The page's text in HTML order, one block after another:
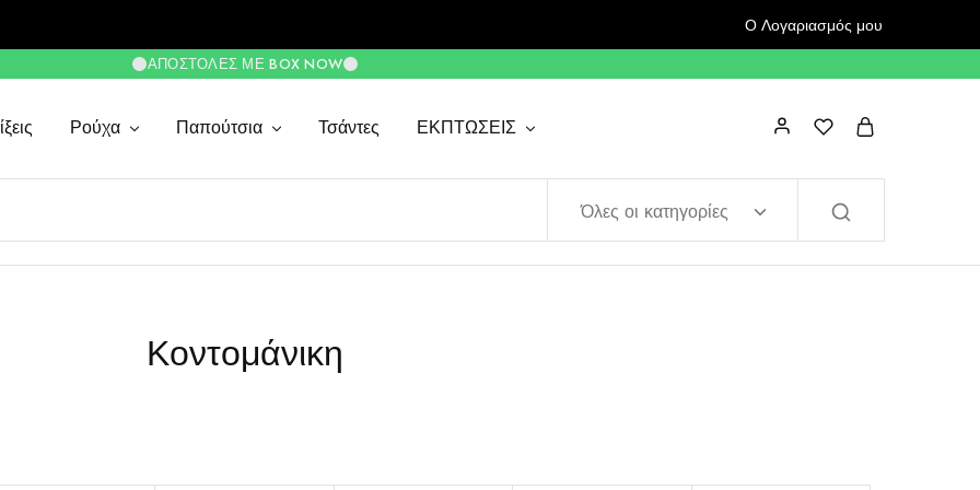
Ο Λογαριασμός μου
ΑΠΟΣΤΟΛΈΣ ΜΕ BOX NOW
Ρούχα Παπούτσια Τσάντες ΕΚΠΤΩΣΕΙΣ
Όλες οι κατηγορίες
Κοντομάνικη